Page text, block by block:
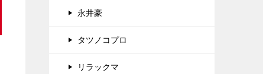
永井豪
タツノコプロ
リラックマ